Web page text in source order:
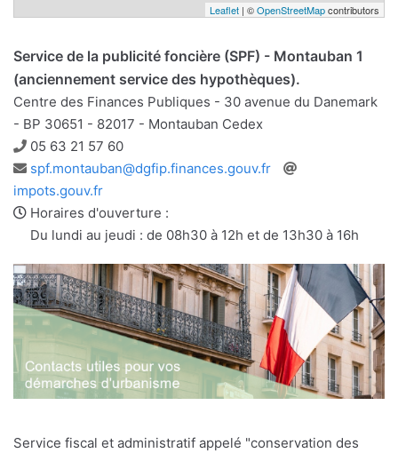
Leaflet | ©OpenStreetMapcontributors
Service de la publicité foncière (SPF) - Montauban 1
(anciennement service des hypothèques).
Centre des Finances Publiques - 30 avenue du Danemark
- BP 30651 - 82017 - Montauban Cedex
Téléphone
05 63 21 57 60
Adresse
e-
mail
spf.montauban@dgfip.finances.gouv.fr
impots.gouv.fr
Horaires d'ouverture :
Du lundi au jeudi : de 08h30 à 12h et de 13h30 à 16h
Service fiscal et administratif appelé "conservation des